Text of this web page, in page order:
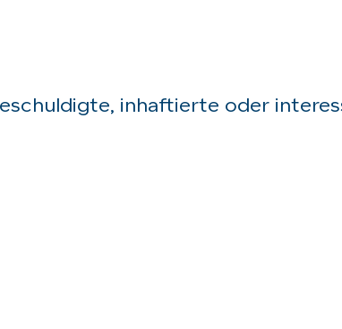
inhaftierte oder